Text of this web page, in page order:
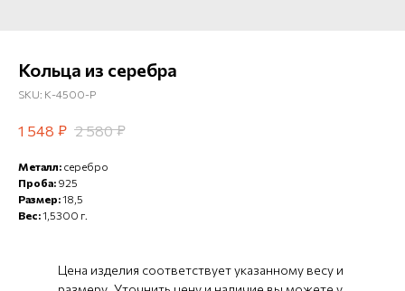
Кольца из серебра
SKU: К-4500-Р
1 548 ₽ 2 580 ₽
Металл: серебро
Проба: 925
Размер:18,5
Вес:1,5300 г.
Цена изделия соответствует указанному весу и